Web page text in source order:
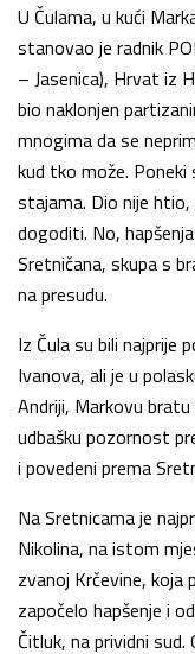
U Čulama, u kući
stanovao je radnik
– Jasenica), Hrvat iz
bio naklonjen
mnogima da se
kud tko može. Poneki
stajama. Dio nije
dogoditi. No,
Sretničana, skupa s
na presudu.
Iz Čula su bili najprije
Ivanova, ali je u
Andriji, Markovu bratu
udbašku pozornost
i pove­deni prema
Na Sretnicama je
Nikolina, na istom
zvanoj Krčevine, koja
započelo hapšenje i
Čitluk, na prividni